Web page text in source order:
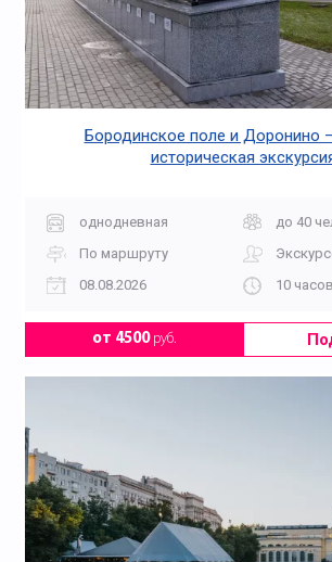
Бородинское поле и Доронино
историческая
однодневная
до 40
По маршруту
08.08.2026
10 часов
от 4500руб.